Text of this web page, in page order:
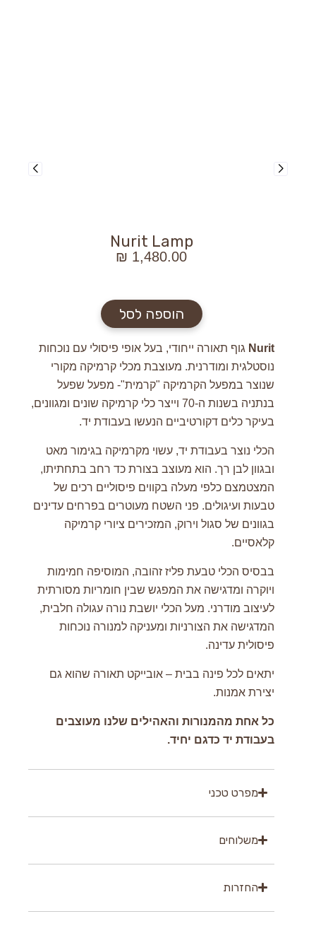
Nurit Lamp
₪ 1,480.00
Nurit
Lamp
הוספה לסל
Nurit גוף תאורה ייחודי, בעל אופי פיסולי עם נוכחות
נוסטלגית ומודרנית. מעוצבת מכלי קרמיקה מקורי
שנוצר במפעל הקרמיקה "קרמית"- מפעל שפעל
בנתניה בשנות ה-70 וייצר כלי קרמיקה שונים ומגוונים,
בעיקר כלים דקורטיביים הנעשו בעבודת יד.
הכלי נוצר בעבודת יד, עשוי מקרמיקה בגימור מאט
ובגוון לבן רך. הוא מעוצב בצורת כד רחב בתחתיתו,
המצטמצם כלפי מעלה בקווים פיסוליים רכים של
טבעות ועיגולים. פני השטח מעוטרים בפרחים עדינים
בגוונים של סגול וירוק, המזכירים ציורי קרמיקה
קלאסיים.
בבסיס הכלי טבעת פליז זהובה, המוסיפה חמימות
ויוקרה ומדגישה את המפגש שבין חומריות מסורתית
לעיצוב מודרני. מעל הכלי יושבת נורה עגולה חלבית,
המדגישה את הצורניות ומעניקה למנורה נוכחות
פיסולית עדינה.
יתאים לכל פינה בבית – אובייקט תאורה שהוא גם
יצירת אמנות.
כל אחת מהמנורות והאהילים שלנו מעוצבים
בעבודת יד כדגם יחיד.
מפרט טכני
משלוחים
החזרות